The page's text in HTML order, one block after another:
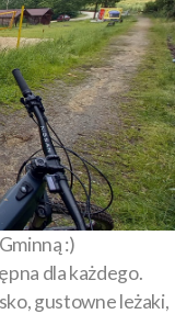
:)
dla każdego.
gustowne leżaki,